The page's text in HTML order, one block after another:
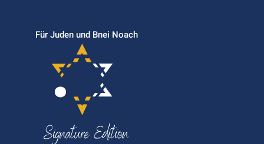
Für Juden und Bnei Noach